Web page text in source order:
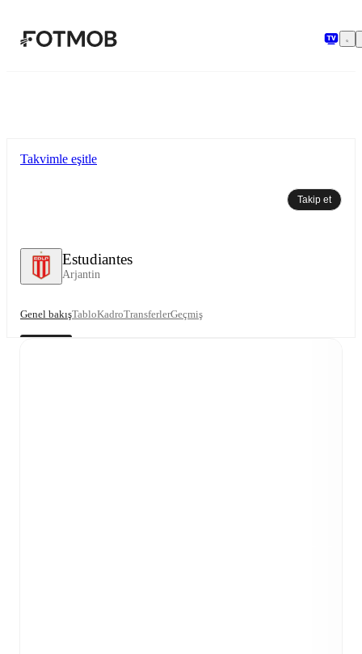
Estudiantes
Arjantin
Takvimle eşitle
Takip et
Genel bakışTabloKadroTransferlerGeçmiş